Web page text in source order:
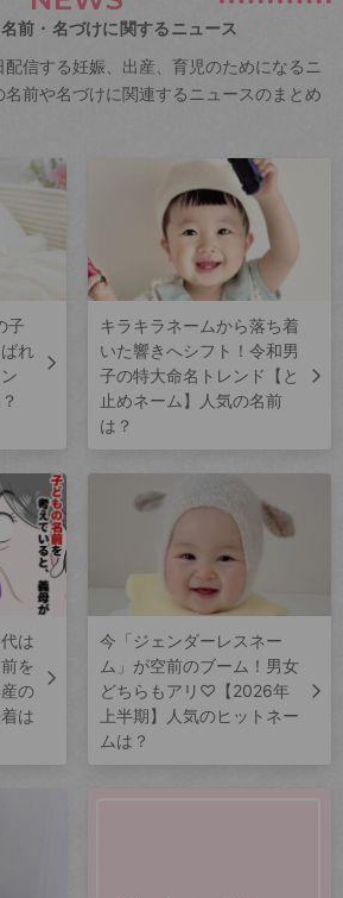
前・名づけに関するニュース
信する妊娠、出産、育児のためになるニ
前や名づけに関連するニュースのまとめ
子
れ
キラキラネームから落ち着
いた響きへシフト！令和男
子の特大命名トレンド【と
止めネーム】人気の名前
は？
は
を
の
は
今「ジェンダーレスネー
ム」が空前のブーム！男女
どちらもアリ♡【2026年
上半期】人気のヒットネー
ムは？